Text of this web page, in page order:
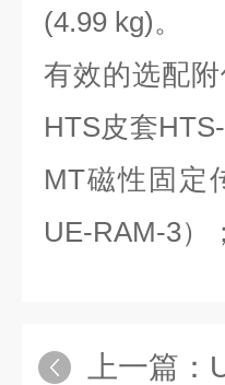
(4.99 kg)。
有效的选配
HTS皮套
MT磁性固定
UE-RAM-3）
上一篇：